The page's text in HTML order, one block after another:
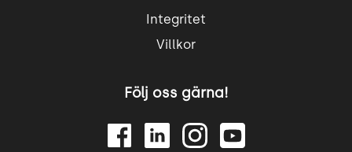
Integritet
Villkor
Följ oss gärna!